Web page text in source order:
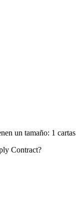
un tamaño: 1
Contract?